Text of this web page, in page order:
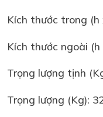
Kích thước trong
Kích thước ngoài
Trọng lượng tịnh
Trọng lượng (Kg):